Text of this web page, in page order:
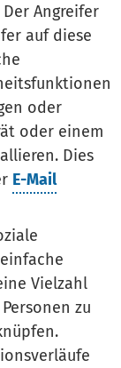
Angreifer
auf diese
oder
oder einem
Dies
E-Mail
Vielzahl
zu